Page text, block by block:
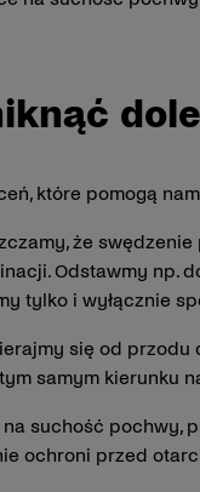
które pomogą
że swędzenie
Odstawmy np.
tylko i wyłącznie
się od przodu
samym kierunku
suchość pochwy,
ochroni przed